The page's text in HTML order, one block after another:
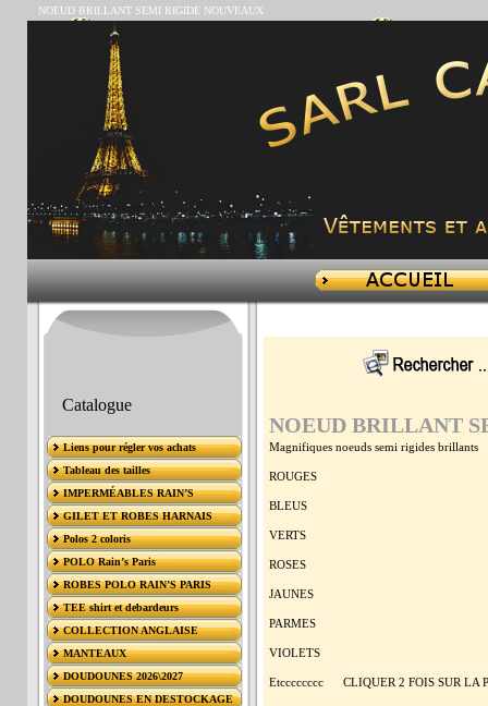
NOEUD BRILLANT SEMI RIGIDE NOUVEAUX
Catalogue
Liens pour régler vos achats
Tableau des tailles
IMPERMÉABLES RAIN’S
GILET ET ROBES HARNAIS
Polos 2 coloris
POLO Rain’s Paris
ROBES POLO RAIN’S PARIS
TEE shirt et debardeurs
COLLECTION ANGLAISE
MANTEAUX
DOUDOUNES 2026\2027
DOUDOUNES EN DESTOCKAGE
NOEUD BRILLANT
Magnifiques noeuds semi rigides brillants
ROUGES
BLEUS
VERTS
ROSES
JAUNES
PARMES
VIOLETS
Etcccccccc CLIQUER 2 FOIS SUR LA